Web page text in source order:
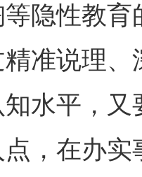
隐性教
精准说理
水平，
，在办